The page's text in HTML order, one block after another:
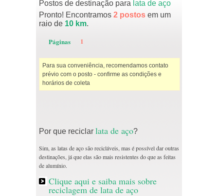
Postos de destinação para lata de aço
Pronto! Encontramos 2 postos em um
raio de 10 km.
Páginas 1
Para sua conveniência, recomendamos contato
prévio com o posto - confirme as condições e
horários de coleta
Por que reciclar lata de aço?
Sim, as latas de aço são recicláveis, mas é possível dar outras
destinações, já que elas são mais resistentes do que as feitas
de alumínio.
Clique aqui e saiba mais sobre
reciclagem de lata de aço